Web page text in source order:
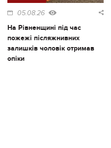
05.08.26
На Рівненщині під час
пожежі післяжнивних
залишків чоловік отримав
опіки